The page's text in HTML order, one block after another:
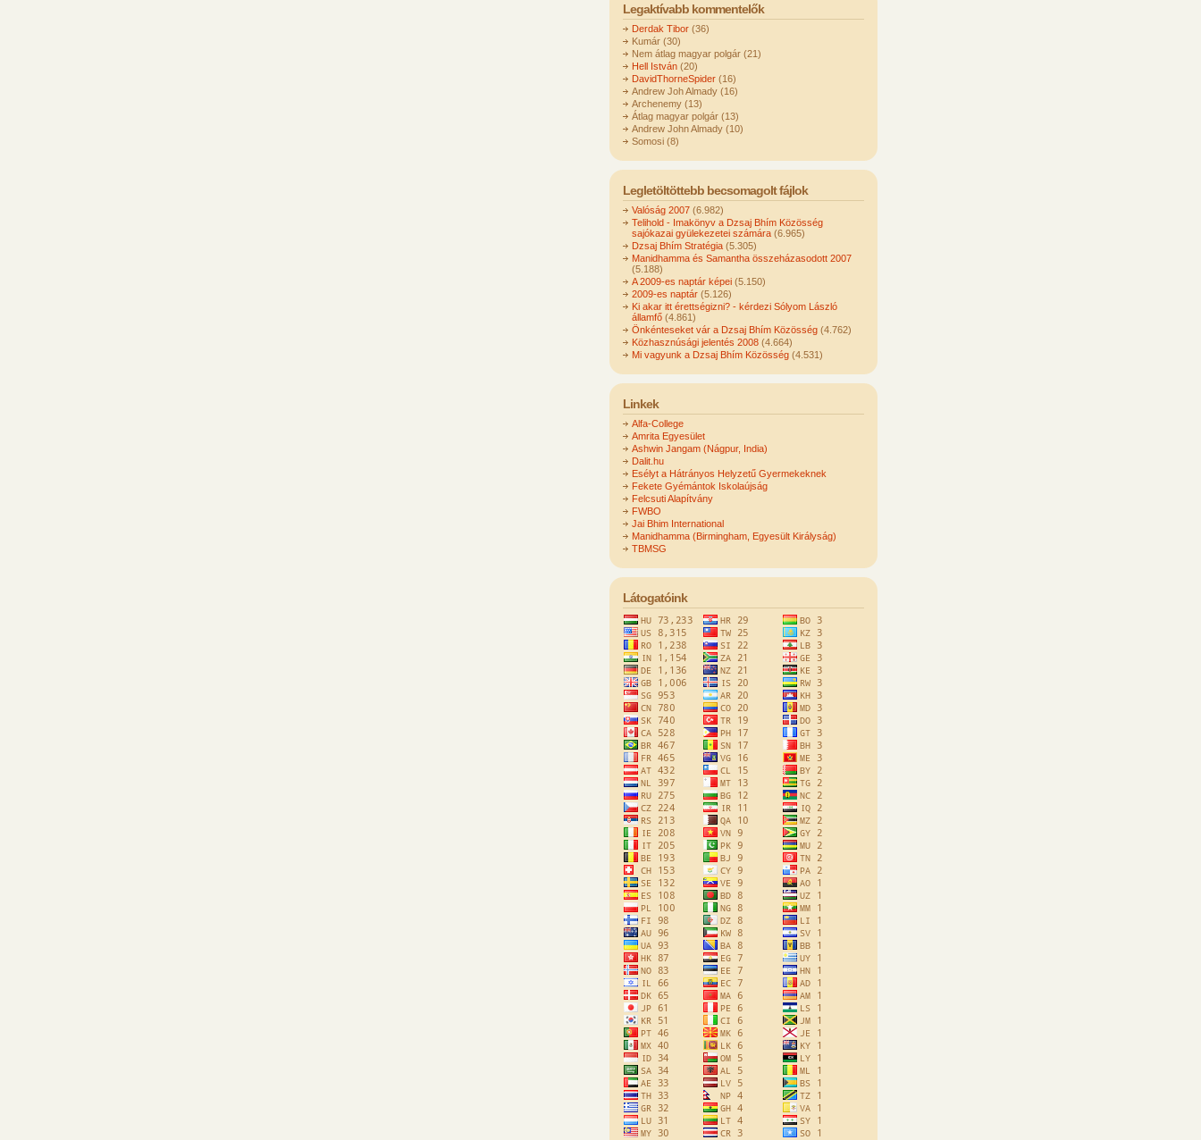
Legaktívabb kommentelők
Derdak Tibor (36)
Kumár (30)
Nem átlag magyar polgár (21)
Hell István (20)
DavidThorneSpider (16)
Andrew Joh Almady (16)
Archenemy (13)
Átlag magyar polgár (13)
Andrew John Almady (10)
Somosi (8)
Legletöltöttebb becsomagolt fájlok
Valóság 2007 (6.982)
Telihold - Imakönyv a Dzsaj Bhím Közösség
sajókazai gyülekezetei számára (6.965)
Dzsaj Bhím Stratégia (5.305)
Manidhamma és Samantha összeházasodott 2007
(5.188)
A 2009-es naptár képei (5.150)
2009-es naptár (5.126)
Ki akar itt érettségizni? - kérdezi Sólyom László
államfő (4.861)
Önkénteseket vár a Dzsaj Bhím Közösség (4.762)
Közhasznúsági jelentés 2008 (4.664)
Mi vagyunk a Dzsaj Bhím Közösség (4.531)
Linkek
Alfa-College
Amrita Egyesület
Ashwin Jangam (Nágpur, India)
Dalit.hu
Esélyt a Hátrányos Helyzetű Gyermekeknek
Fekete Gyémántok Iskolaújság
Felcsuti Alapítvány
FWBO
Jai Bhim International
Manidhamma (Birmingham, Egyesült Királyság)
TBMSG
Látogatóink